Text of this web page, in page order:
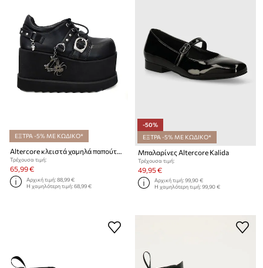
ΕΞΤΡΑ -5% ΜΕ ΚΩΔΙΚΟ*
Altercore κλειστά χαμηλά παπούτσια Γυναικεία Elva
Τρέχουσα τιμή:
65,99 €
Αρχική τιμή:88,99 €
Η χαμηλότερη τιμή:68,99 €
-50%
ΕΞΤΡΑ -5% ΜΕ ΚΩΔΙΚΟ*
Μπαλαρίνες Altercore Kalida
Τρέχουσα τιμή:
49,95 €
Αρχική τιμή:99,90 €
Η χαμηλότερη τιμή:99,90 €